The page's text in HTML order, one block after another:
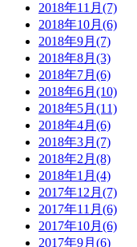
2018年11月(7)
2018年10月(6)
2018年9月(7)
2018年8月(3)
2018年7月(6)
2018年6月(10)
2018年5月(11)
2018年4月(6)
2018年3月(7)
2018年2月(8)
2018年1月(4)
2017年12月(7)
2017年11月(6)
2017年10月(6)
2017年9月(6)